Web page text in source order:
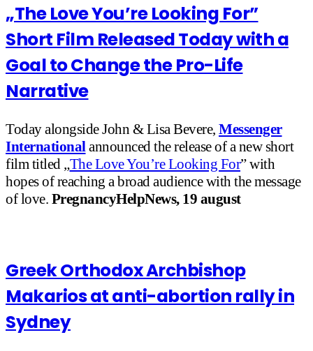
„The Love You’re Looking For”
Short Film Released Today with a
Goal to Change the Pro-Life
Narrative
Today alongside John & Lisa Bevere, Messenger
Internationalannounced the release of a new short
film titled „The Love You’re Looking For” with
hopes of reaching a broad audience with the message
of love. PregnancyHelpNews, 19 august
Greek Orthodox Archbishop
Makarios at anti-abortion rally in
Sydney